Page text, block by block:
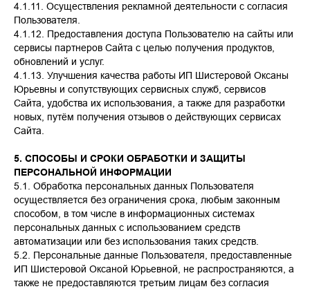
4.1.11. Осуществления рекламной деятельности с согласия
Пользователя.
4.1.12. Предоставления доступа Пользователю на сайты или
сервисы партнеров Сайта с целью получения продуктов,
обновлений и услуг.
4.1.13. Улучшения качества работы ИП Шистеровой Оксаны
Юрьевны и сопутствующих сервисных служб, сервисов
Сайта, удобства их использования, а также для разработки
новых, путём получения отзывов о действующих сервисах
Сайта.
5. СПОСОБЫ И СРОКИ ОБРАБОТКИ И ЗАЩИТЫ
ПЕРСОНАЛЬНОЙ ИНФОРМАЦИИ
5.1. Обработка персональных данных Пользователя
осуществляется без ограничения срока, любым законным
способом, в том числе в информационных системах
персональных данных с использованием средств
автоматизации или без использования таких средств.
5.2. Персональные данные Пользователя, предоставленные
ИП Шистеровой Оксаной Юрьевной, не распространяются, а
также не предоставляются третьим лицам без согласия